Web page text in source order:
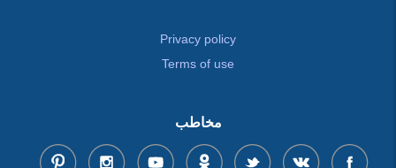
Privacy policy
Terms of use
مخاطب